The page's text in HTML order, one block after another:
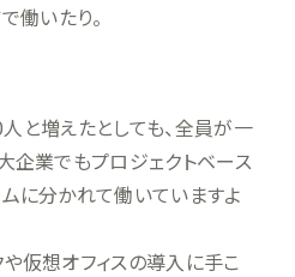
働いたり。
と増えたとしても、全員が一
企業でもプロジェクトベース
に分かれて働いていますよ
仮想オフィスの導入に手こ